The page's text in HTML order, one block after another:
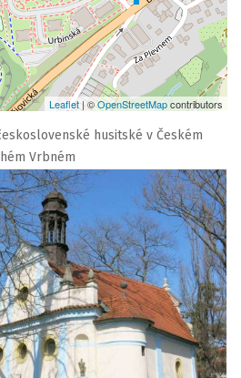
Leaflet | ©OpenStreetMapcontributors
husitské v Českém
Vrbném